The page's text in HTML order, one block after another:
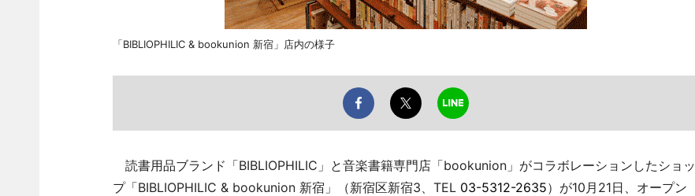
「BIBLIOPHILIC & bookunion 新宿」店内の様子
読書用品ブランド「BIBLIOPHILIC」と音楽書籍専門店「bookunion」がコラボレーションしたショッ
プ「BIBLIOPHILIC & bookunion 新宿」（新宿区新宿3、TEL 03-5312-2635）が10月21日、オープン